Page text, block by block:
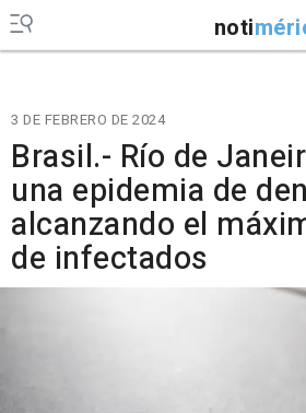
noti
3 DE FEBRERO DE 2024
Brasil.- Río de
una epidemia de
alcanzando el
de infectados